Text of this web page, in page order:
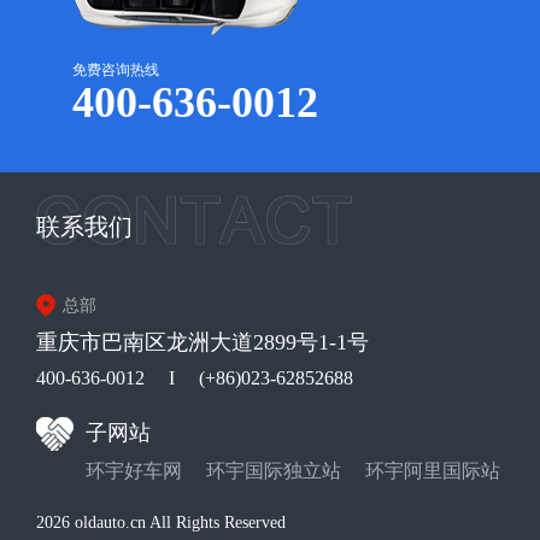
免费咨询热线
400-636-0012
联系我们
总部
重庆市巴南区龙洲大道2899号1-1号
400-636-0012 I (+86)023-62852688
子网站
环宇好车网 环宇国际独立站 环宇阿里国际站
2026 oldauto.cn All Rights Reserved